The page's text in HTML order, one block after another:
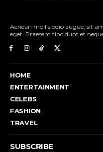
Aenean mollis odio augue, sit
eget. Praesent tincidunt et
HOME
ENTERTAINMENT
CELEBS
FASHION
TRAVEL
SUBSCRIBE